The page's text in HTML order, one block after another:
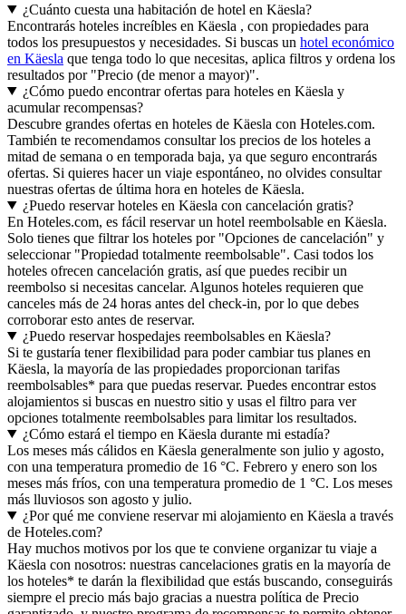
¿Cuánto cuesta una habitación de hotel en Käesla?
Encontrarás hoteles increíbles en Käesla , con propiedades para
todos los presupuestos y necesidades. Si buscas un hotel económico
en Käesla que tenga todo lo que necesitas, aplica filtros y ordena los
resultados por "Precio (de menor a mayor)".
¿Cómo puedo encontrar ofertas para hoteles en Käesla y
acumular recompensas?
Descubre grandes ofertas en hoteles de Käesla con Hoteles.com.
También te recomendamos consultar los precios de los hoteles a
mitad de semana o en temporada baja, ya que seguro encontrarás
ofertas. Si quieres hacer un viaje espontáneo, no olvides consultar
nuestras ofertas de última hora en hoteles de Käesla.
¿Puedo reservar hoteles en Käesla con cancelación gratis?
En Hoteles.com, es fácil reservar un hotel reembolsable en Käesla.
Solo tienes que filtrar los hoteles por "Opciones de cancelación" y
seleccionar "Propiedad totalmente reembolsable". Casi todos los
hoteles ofrecen cancelación gratis, así que puedes recibir un
reembolso si necesitas cancelar. Algunos hoteles requieren que
canceles más de 24 horas antes del check-in, por lo que debes
corroborar esto antes de reservar.
¿Puedo reservar hospedajes reembolsables en Käesla?
Si te gustaría tener flexibilidad para poder cambiar tus planes en
Käesla, la mayoría de las propiedades proporcionan tarifas
reembolsables* para que puedas reservar. Puedes encontrar estos
alojamientos si buscas en nuestro sitio y usas el filtro para ver
opciones totalmente reembolsables para limitar los resultados.
¿Cómo estará el tiempo en Käesla durante mi estadía?
Los meses más cálidos en Käesla generalmente son julio y agosto,
con una temperatura promedio de 16 °C. Febrero y enero son los
meses más fríos, con una temperatura promedio de 1 °C. Los meses
más lluviosos son agosto y julio.
¿Por qué me conviene reservar mi alojamiento en Käesla a través
de Hoteles.com?
Hay muchos motivos por los que te conviene organizar tu viaje a
Käesla con nosotros: nuestras cancelaciones gratis en la mayoría de
los hoteles* te darán la flexibilidad que estás buscando, conseguirás
siempre el precio más bajo gracias a nuestra política de Precio